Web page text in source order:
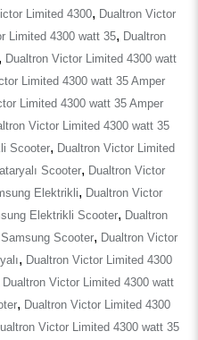
Limited 4300, Dualtron Victor
Limited 4300 watt 35, Dualtron
Dualtron Victor Limited 4300 watt
Limited 4300 watt 35 Amper
Limited 4300 watt 35 Amper
Victor Limited 4300 watt 35
Scooter, Dualtron Victor Limited
Scooter, Dualtron Victor
Elektrikli, Dualtron Victor
Elektrikli Scooter, Dualtron
Scooter, Dualtron Victor
, Dualtron Victor Limited 4300
Dualtron Victor Limited 4300 watt
, Dualtron Victor Limited 4300
Victor Limited 4300 watt 35